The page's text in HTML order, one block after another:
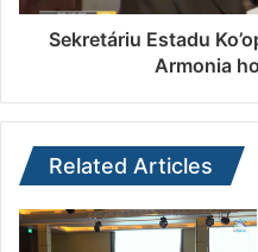
Sekretáriu Estadu
Armonia
Related Articles